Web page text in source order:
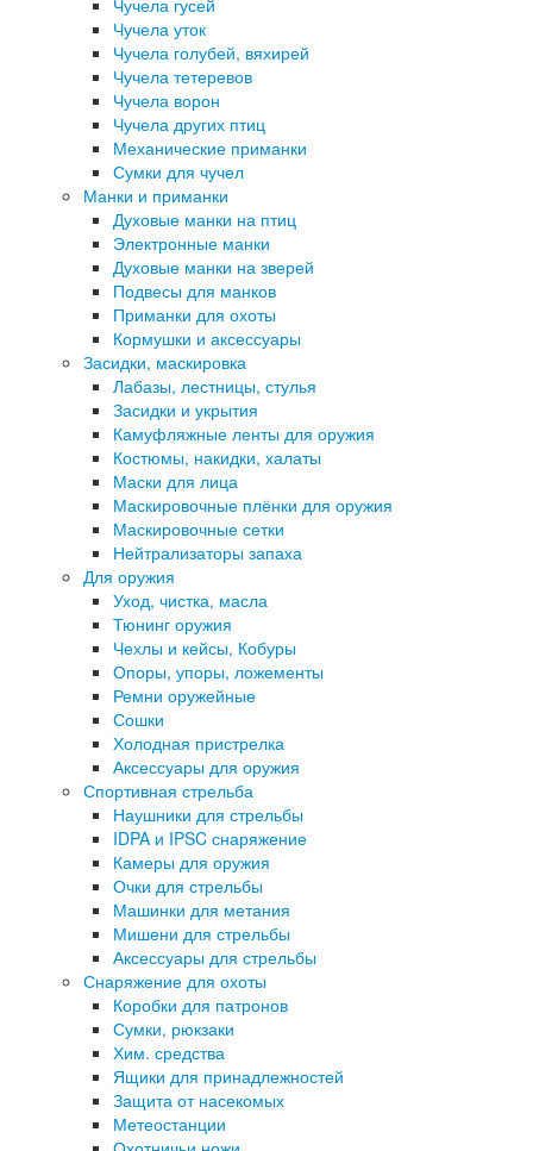
Чучела гусей
Чучела уток
Чучела голубей, вяхирей
Чучела тетеревов
Чучела ворон
Чучела других птиц
Механические приманки
Сумки для чучел
Манки и приманки
Духовые манки на птиц
Электронные манки
Духовые манки на зверей
Подвесы для манков
Приманки для охоты
Кормушки и аксессуары
Засидки, маскировка
Лабазы, лестницы, стулья
Засидки и укрытия
Камуфляжные ленты для оружия
Костюмы, накидки, халаты
Маски для лица
Маскировочные плёнки для оружия
Маскировочные сетки
Нейтрализаторы запаха
Для оружия
Уход, чистка, масла
Тюнинг оружия
Чехлы и кейсы, Кобуры
Опоры, упоры, ложементы
Ремни оружейные
Сошки
Холодная пристрелка
Аксессуары для оружия
Спортивная стрельба
Наушники для стрельбы
IDPA и IPSC снаряжение
Камеры для оружия
Очки для стрельбы
Машинки для метания
Мишени для стрельбы
Аксессуары для стрельбы
Снаряжение для охоты
Коробки для патронов
Сумки, рюкзаки
Хим. средства
Ящики для принадлежностей
Защита от насекомых
Метеостанции